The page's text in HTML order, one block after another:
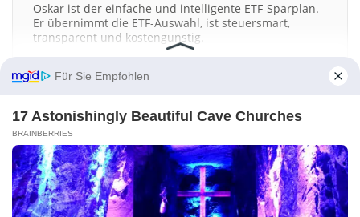
Oskar ist der einfache und intelligente ETF-Sparplan.
Er übernimmt die ETF-Auswahl, ist steuersmart,
transparent und kostengünstig.
JETZT MEHR ERFAHREN
Aktien ATX DAX EuroStoxx 50 Dow Jones NASDAQ 100 Nikkei 225
S&P 500
Kontakt-Impressum-Werbung-Barrierefreiheit
Für Sie Empfohlen
17 Astonishingly Beautiful Cave Churches
BRAINBERRIES